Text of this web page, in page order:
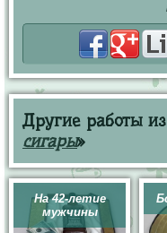
Другие работы
сигары»
На 42-летие
мужчины